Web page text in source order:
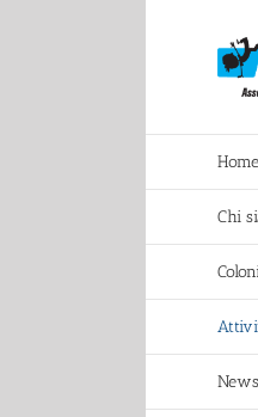
Home
Chi
News